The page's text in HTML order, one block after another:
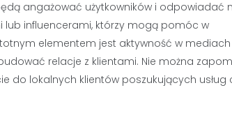
angażować użytkowników i odpowiadać
lub influencerami, którzy mogą pomóc w
elementem jest aktywność w mediach
relacje z klientami. Nie można
do lokalnych klientów poszukujących usług